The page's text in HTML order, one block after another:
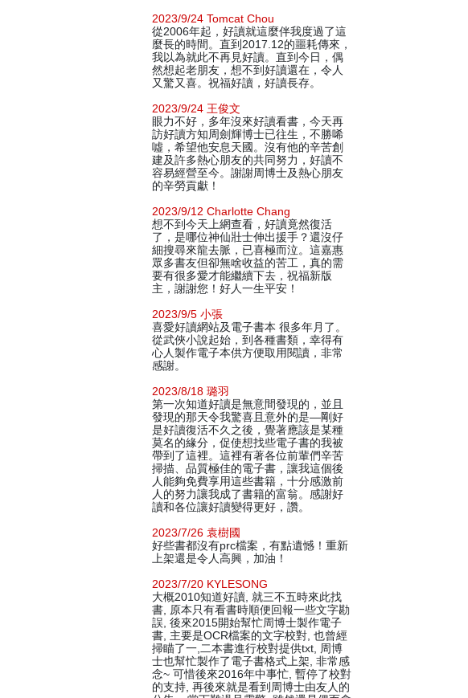
2023/9/24 Tomcat Chou
從2006年起，好讀就這麼伴我度過了這
麼長的時間。直到2017.12的噩耗傳來，
我以為就此不再見好讀。直到今日，偶
然想起老朋友，想不到好讀還在，令人
又驚又喜。祝福好讀，好讀長存。
2023/9/24 王俊文
眼力不好，多年沒來好讀看書，今天再
訪好讀方知周劍輝博士已往生，不勝唏
噓，希望他安息天國。沒有他的辛苦創
建及許多熱心朋友的共同努力，好讀不
容易經營至今。謝謝周博士及熱心朋友
的辛勞貢獻！
2023/9/12 Charlotte Chang
想不到今天上網查看，好讀竟然復活
了，是哪位神仙壯士伸出援手？還沒仔
細搜尋來龍去脈，已喜極而泣。這嘉惠
眾多書友但卻無啥收益的苦工，真的需
要有很多愛才能繼續下去，祝福新版
主，謝謝您！好人一生平安！
2023/9/5 小張
喜愛好讀網站及電子書本 很多年月了。
從武俠小說起始，到各種書類，幸得有
心人製作電子本供方便取用閱讀，非常
感謝。
2023/8/18 璐羽
第一次知道好讀是無意間發現的，並且
發現的那天令我驚喜且意外的是—剛好
是好讀復活不久之後，覺著應該是某種
莫名的緣分，促使想找些電子書的我被
帶到了這裡。這裡有著各位前輩們辛苦
掃描、品質極佳的電子書，讓我這個後
人能夠免費享用這些書籍，十分感激前
人的努力讓我成了書籍的富翁。感謝好
讀和各位讓好讀變得更好，讚。
2023/7/26 袁樹國
好些書都沒有prc檔案，有點遺憾！重新
上架還是令人高興，加油！
2023/7/20 KYLESONG
大概2010知道好讀, 就三不五時來此找
書, 原本只有看書時順便回報一些文字勘
誤, 後來2015開始幫忙周博士製作電子
書, 主要是OCR檔案的文字校對, 也曾經
掃瞄了一,二本書進行校對提供txt, 周博
士也幫忙製作了電子書格式上架, 非常感
念~ 可惜後來2016年中事忙, 暫停了校對
的支持, 再後來就是看到周博士由友人的